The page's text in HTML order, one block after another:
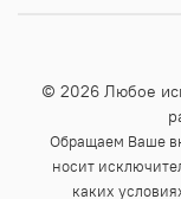
© 2026 Любое
Обращаем Ваше
носит
каких